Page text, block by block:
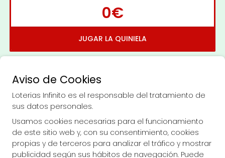
0€
JUGAR LA QUINIELA
Imagen anterior
LOTERIAS INFINITO
Aviso de Cookies
Loterias Infinito es el responsable del tratamiento de
sus datos personales.
Usamos cookies necesarias para el funcionamiento
de este sitio web y, con su consentimiento, cookies
propias y de terceros para analizar el tráfico y mostrar
publicidad según sus hábitos de navegación. Puede